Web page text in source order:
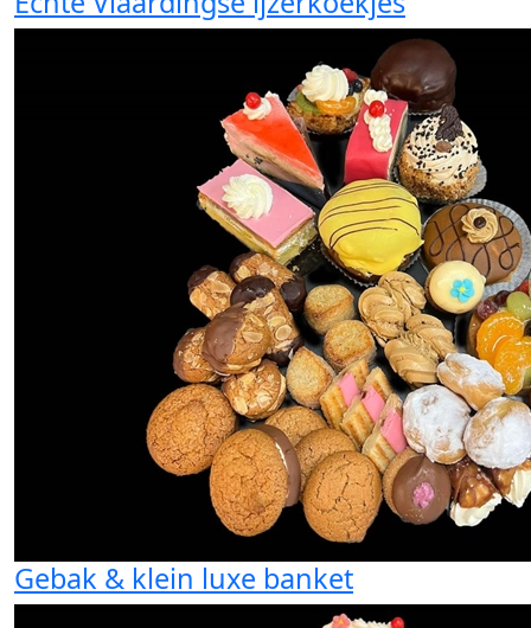
Gebak & klein luxe banket